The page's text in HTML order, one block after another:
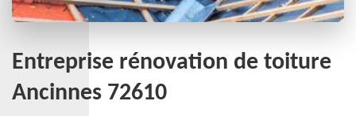
Entreprise rénovation de toiture
Ancinnes 72610